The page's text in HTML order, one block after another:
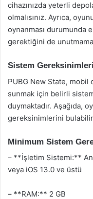
cihazınızda yeterli
olmalısınız. Ayrıca,
oynanması durumunda
gerektiğini de
Sistem Gereksinimleri
PUBG New State,
sunmak için belirli
duymaktadır. Aşağıda,
gereksinimlerini
Minimum Sistem
– **İşletim Sistemi:**
veya iOS 13.0 ve üstü
– **RAM:** 2 GB